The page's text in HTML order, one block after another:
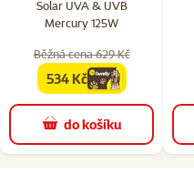
Solar UVA & UVB
Mercury 125W
Běžná cena 629 Kč
familycena
534 Kč
do košíku